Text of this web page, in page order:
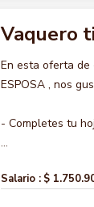
Vaquero
En esta oferta de
ESPOSA , nos
- Completes tu
...
Salario : $